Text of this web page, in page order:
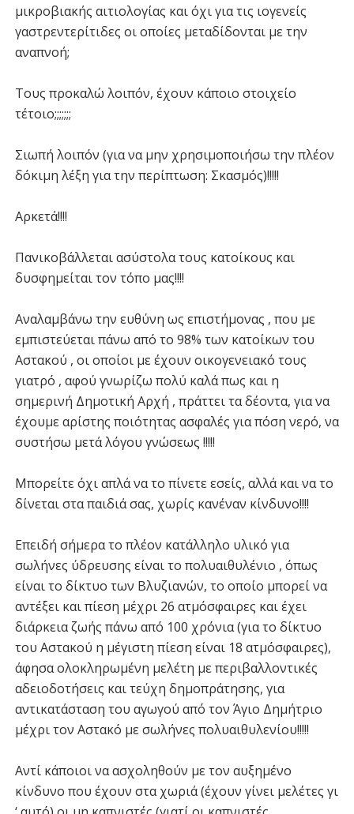
μικροβιακής αιτιολογίας και όχι για τις ιογενείς
γαστρεντερίτιδες οι οποίες μεταδίδονται με την
αναπνοή;
Τους προκαλώ λοιπόν, έχουν κάποιο στοιχείο
τέτοιο;;;;;;;
Σιωπή λοιπόν (για να μην χρησιμοποιήσω την πλέον
δόκιμη λέξη για την περίπτωση: Σκασμός)!!!!!
Αρκετά!!!!
Πανικοβάλλεται ασύστολα τους κατοίκους και
δυσφημείται τον τόπο μας!!!!
Αναλαμβάνω την ευθύνη ως επιστήμονας , που με
εμπιστεύεται πάνω από το 98% των κατοίκων του
Αστακού , οι οποίοι με έχουν οικογενειακό τους
γιατρό , αφού γνωρίζω πολύ καλά πως και η
σημερινή Δημοτική Αρχή , πράττει τα δέοντα, για να
έχουμε αρίστης ποιότητας ασφαλές για πόση νερό, να
συστήσω μετά λόγου γνώσεως !!!!!
Μπορείτε όχι απλά να το πίνετε εσείς, αλλά και να το
δίνεται στα παιδιά σας, χωρίς κανέναν κίνδυνο!!!!
Επειδή σήμερα το πλέον κατάλληλο υλικό για
σωλήνες ύδρευσης είναι το πολυαιθυλένιο , όπως
είναι το δίκτυο των Βλυζιανών, το οποίο μπορεί να
αντέξει και πίεση μέχρι 26 ατμόσφαιρες και έχει
διάρκεια ζωής πάνω από 100 χρόνια (για το δίκτυο
του Αστακού η μέγιστη πίεση είναι 18 ατμόσφαιρες),
άφησα ολοκληρωμένη μελέτη με περιβαλλοντικές
αδειοδοτήσεις και τεύχη δημοπράτησης, για
αντικατάσταση του αγωγού από τον Άγιο Δημήτριο
μέχρι τον Αστακό με σωλήνες πολυαιθυλενίου!!!!!
Αντί κάποιοι να ασχοληθούν με τον αυξημένο
κίνδυνο που έχουν στα χωριά (έχουν γίνει μελέτες γι